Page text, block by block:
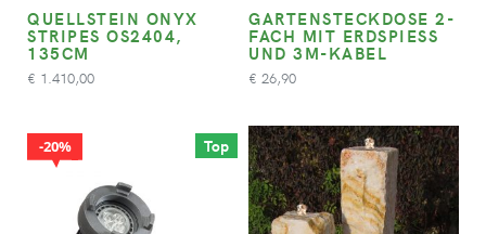
QUELLSTEIN ONYX
STRIPES OS2404,
135CM
€ 1.410,00
GARTENSTECKDOSE 2-
FACH MIT ERDSPIESS U
ND 3M-KABEL
€ 26,90
Top
20%